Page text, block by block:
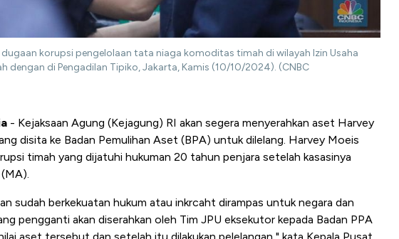
korupsi pengelolaan tata niaga komoditas timah di wilayah Izin Usaha
dengan di Pengadilan Tipiko, Jakarta, Kamis (10/10/2024). (CNBC
- Kejaksaan Agung (Kejagung) RI akan segera menyerahkan aset Harvey
disita ke Badan Pemulihan Aset (BPA) untuk dilelang. Harvey Moeis
timah yang dijatuhi hukuman 20 tahun penjara setelah kasasinya
sudah berkekuatan hukum atau inkrcaht dirampas untuk negara dan
pengganti akan diserahkan oleh Tim JPU eksekutor kepada Badan PPA